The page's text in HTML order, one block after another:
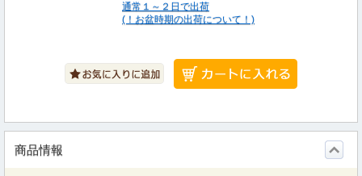
通常１～２日で出荷
(！お盆時期の出荷について！)
商品情報